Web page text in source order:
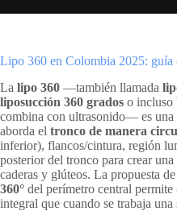
Lipo 360 en Colombia 2025: guía
La lipo 360 —también llamada
liposucción 360 grados o incluso
combina con ultrasonido— es una
aborda el tronco de manera
inferior), flancos/cintura, región
posterior del tronco para crear
caderas y glúteos. La propuesta
360° del perímetro central permite
integral que cuando se trabaja una